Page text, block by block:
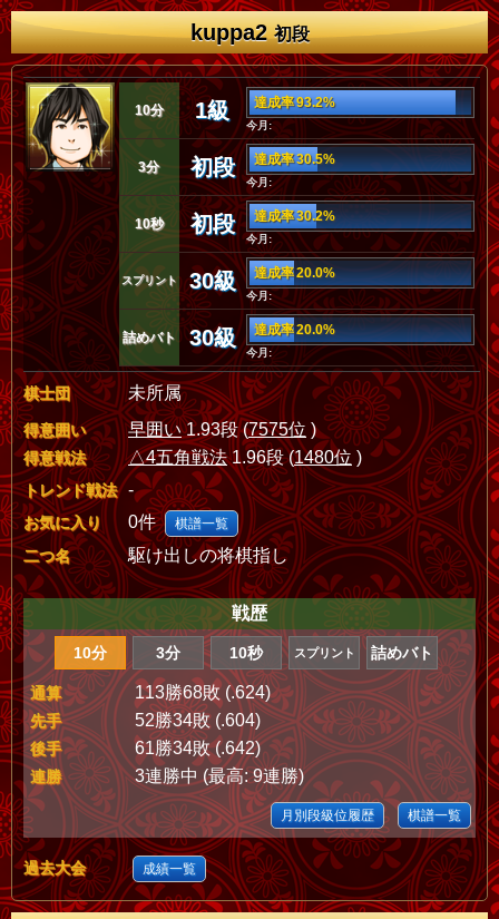
kuppa2初段
10分 1級 達成率 93.2%
今月:
3分 初段 達成率 30.5%
今月:
10秒 初段 達成率 30.2%
今月:
スプリント 30級 達成率 20.0%
今月:
詰めバト 30級 達成率 20.0%
今月:
棋士団 未所属
得意囲い 早囲い1.93段 (7575位 )
得意戦法 △4五角戦法1.96段 (1480位 )
トレンド戦法 -
お気に入り 0件 棋譜一覧
二つ名 駆け出しの将棋指し
戦歴
10分 3分 10秒 スプリント 詰めバト
通算 113勝68敗 (.624)
先手 52勝34敗 (.604)
後手 61勝34敗 (.642)
連勝 3連勝中 (最高: 9連勝)
月別段級位履歴 棋譜一覧
過去大会 成績一覧